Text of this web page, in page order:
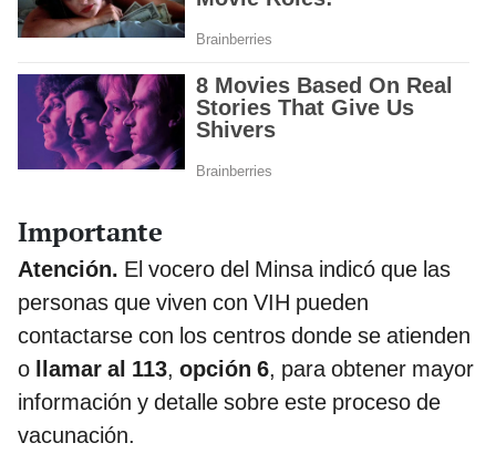
Importante
Atención. El vocero del Minsa indicó que las
personas que viven con VIH pueden
contactarse con los centros donde se atienden
o llamar al 113, opción 6, para obtener mayor
información y detalle sobre este proceso de
vacunación.